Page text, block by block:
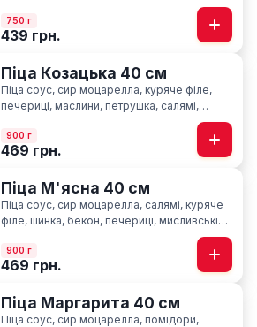
750 г
439 грн.
Піца Козацька 40 см
Піца соус, сир моцарелла, куряче філе,
печериці, маслини, петрушка, салямі,
900 г
469 грн.
Піца М'ясна 40 см
Піца соус, сир моцарелла, салямі, куряче
філе, шинка, бекон, печериці, мисливські
900 г
469 грн.
Піца Маргарита 40 см
Піца соус, сир моцарелла, помідори,